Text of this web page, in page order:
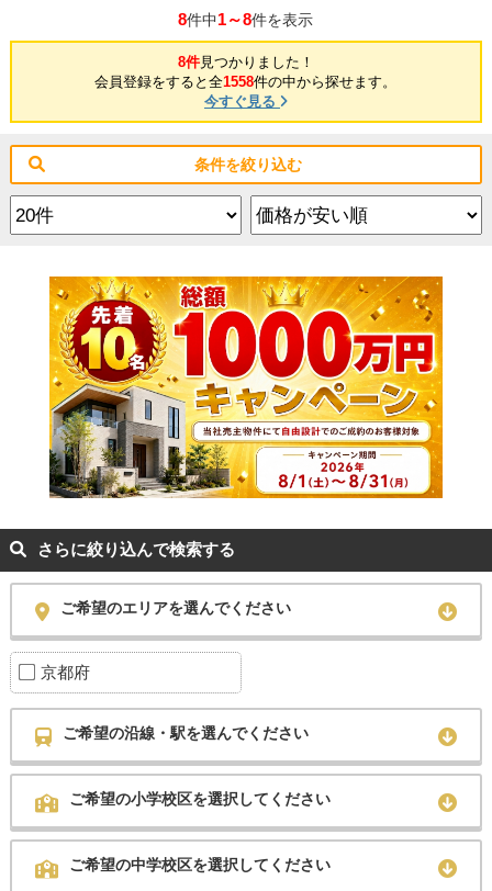
8件中1～8件を表示
8件見つかりました！
会員登録をすると全1558件の中から探せます。
今すぐ見る
条件を絞り込む
さらに絞り込んで検索する
ご希望のエリアを選んでください
京都府
ご希望の沿線・駅を選んでください
ご希望の小学校区を選択してください
ご希望の中学校区を選択してください